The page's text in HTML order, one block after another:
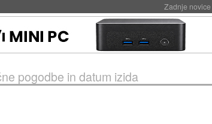
Zadnje novice
pogodbe in datum izida